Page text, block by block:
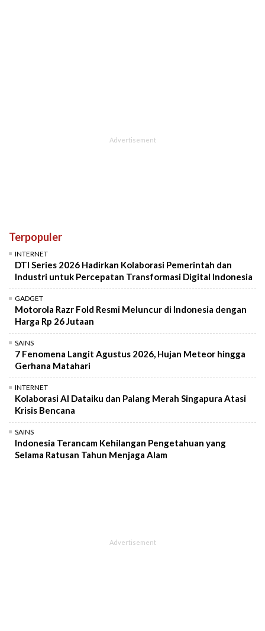
Terpopuler
INTERNET
DTI Series 2026 Hadirkan Kolaborasi Pemerintah dan
Industri untuk Percepatan Transformasi Digital Indonesia
GADGET
Motorola Razr Fold Resmi Meluncur di Indonesia dengan
Harga Rp 26 Jutaan
SAINS
7 Fenomena Langit Agustus 2026, Hujan Meteor hingga
Gerhana Matahari
INTERNET
Kolaborasi AI Dataiku dan Palang Merah Singapura Atasi
Krisis Bencana
SAINS
Indonesia Terancam Kehilangan Pengetahuan yang
Selama Ratusan Tahun Menjaga Alam